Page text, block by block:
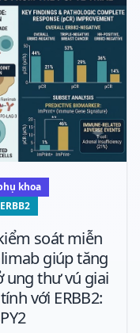
khoa
soát miễn
giúp tăng
ung thư vú giai
với ERBB2: